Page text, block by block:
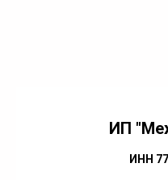
ИП
ИНН